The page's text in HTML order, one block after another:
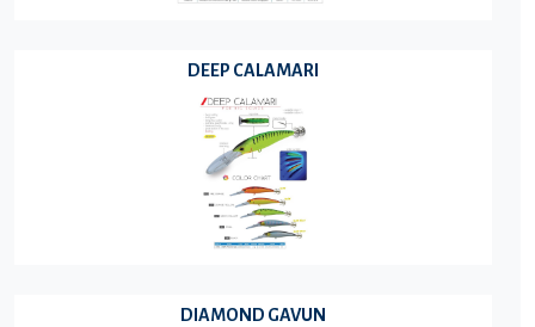
DEEP CALAMARI
DIAMOND GAVUN